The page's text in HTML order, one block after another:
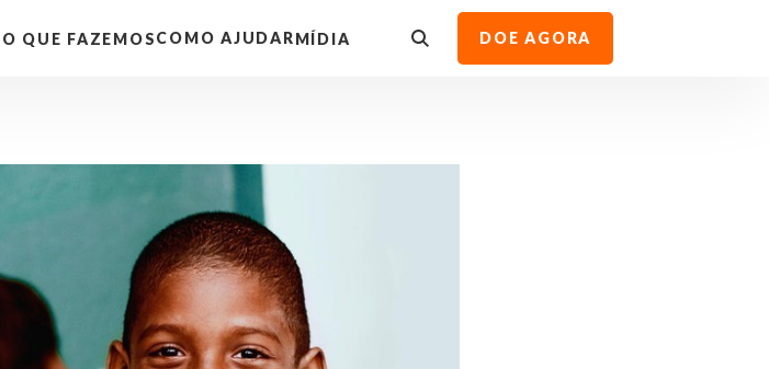
O QUE FAZEMOSCOMO AJUDARMÍDIA DOE AGORA